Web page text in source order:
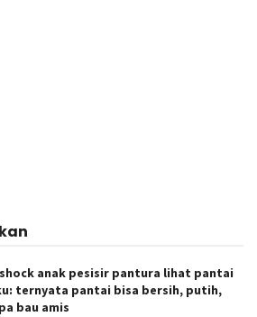
anak pesisir pantura lihat pantai
ternyata pantai bisa bersih, putih,
bau amis